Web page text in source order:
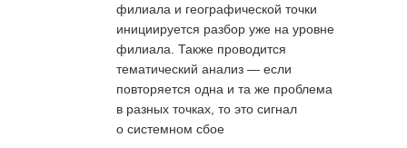
филиала и географической точки
инициируется разбор уже на уровне
филиала. Также проводится
тематический анализ — если
повторяется одна и та же проблема
в разных точках, то это сигнал
о системном сбое